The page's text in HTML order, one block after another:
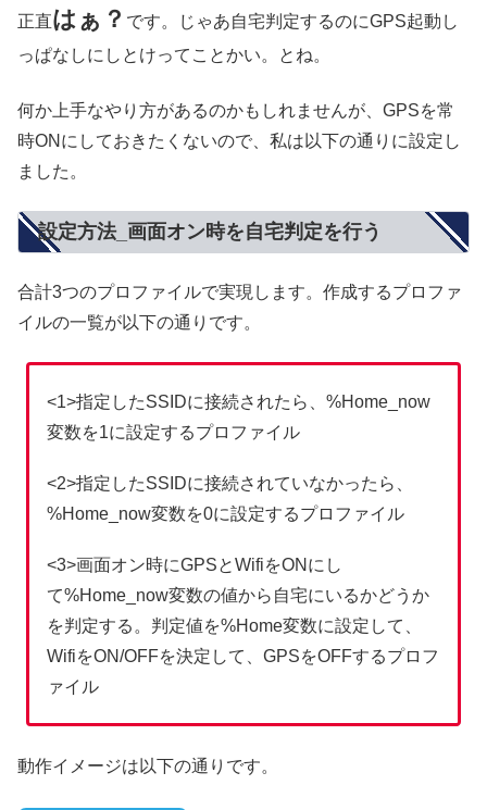
正直はぁ？ です。じゃあ自宅判定するのにGPS起動し
っぱなしにしとけってことかい。とね。
何か上手なやり方があるのかもしれませんが、GPSを常
時ONにしておきたくないので、私は以下の通りに設定し
ました。
設定方法_画面オン時を自宅判定を行う
合計3つのプロファイルで実現します。作成するプロファ
イルの一覧が以下の通りです。
<1>指定したSSIDに接続されたら、%Home_now
変数を1に設定するプロファイル
<2>指定したSSIDに接続されていなかったら、
%Home_now変数を0に設定するプロファイル
<3>画面オン時にGPSとWifiをONにし
て%Home_now変数の値から自宅にいるかどうか
を判定する。判定値を%Home変数に設定して、
WifiをON/OFFを決定して、GPSをOFFするプロフ
ァイル
動作イメージは以下の通りです。